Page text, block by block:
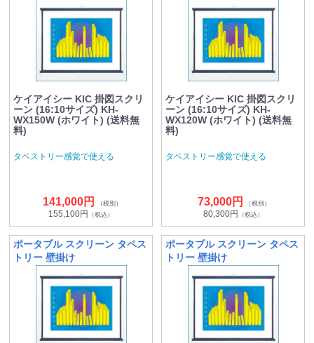
ケイアイシー KIC 掛図スクリ
ーン (16:10サイズ) KH-
WX150W (ホワイト) (送料無
料)
タペストリー感覚で使える
141,000円 （税別）
155,100円 （税込）
ケイアイシー KIC 掛図スクリ
ーン (16:10サイズ) KH-
WX120W (ホワイト) (送料無
料)
タペストリー感覚で使える
73,000円 （税別）
80,300円 （税込）
ポータブル スクリーン タペス
トリー 壁掛け
ポータブル スクリーン タペス
トリー 壁掛け